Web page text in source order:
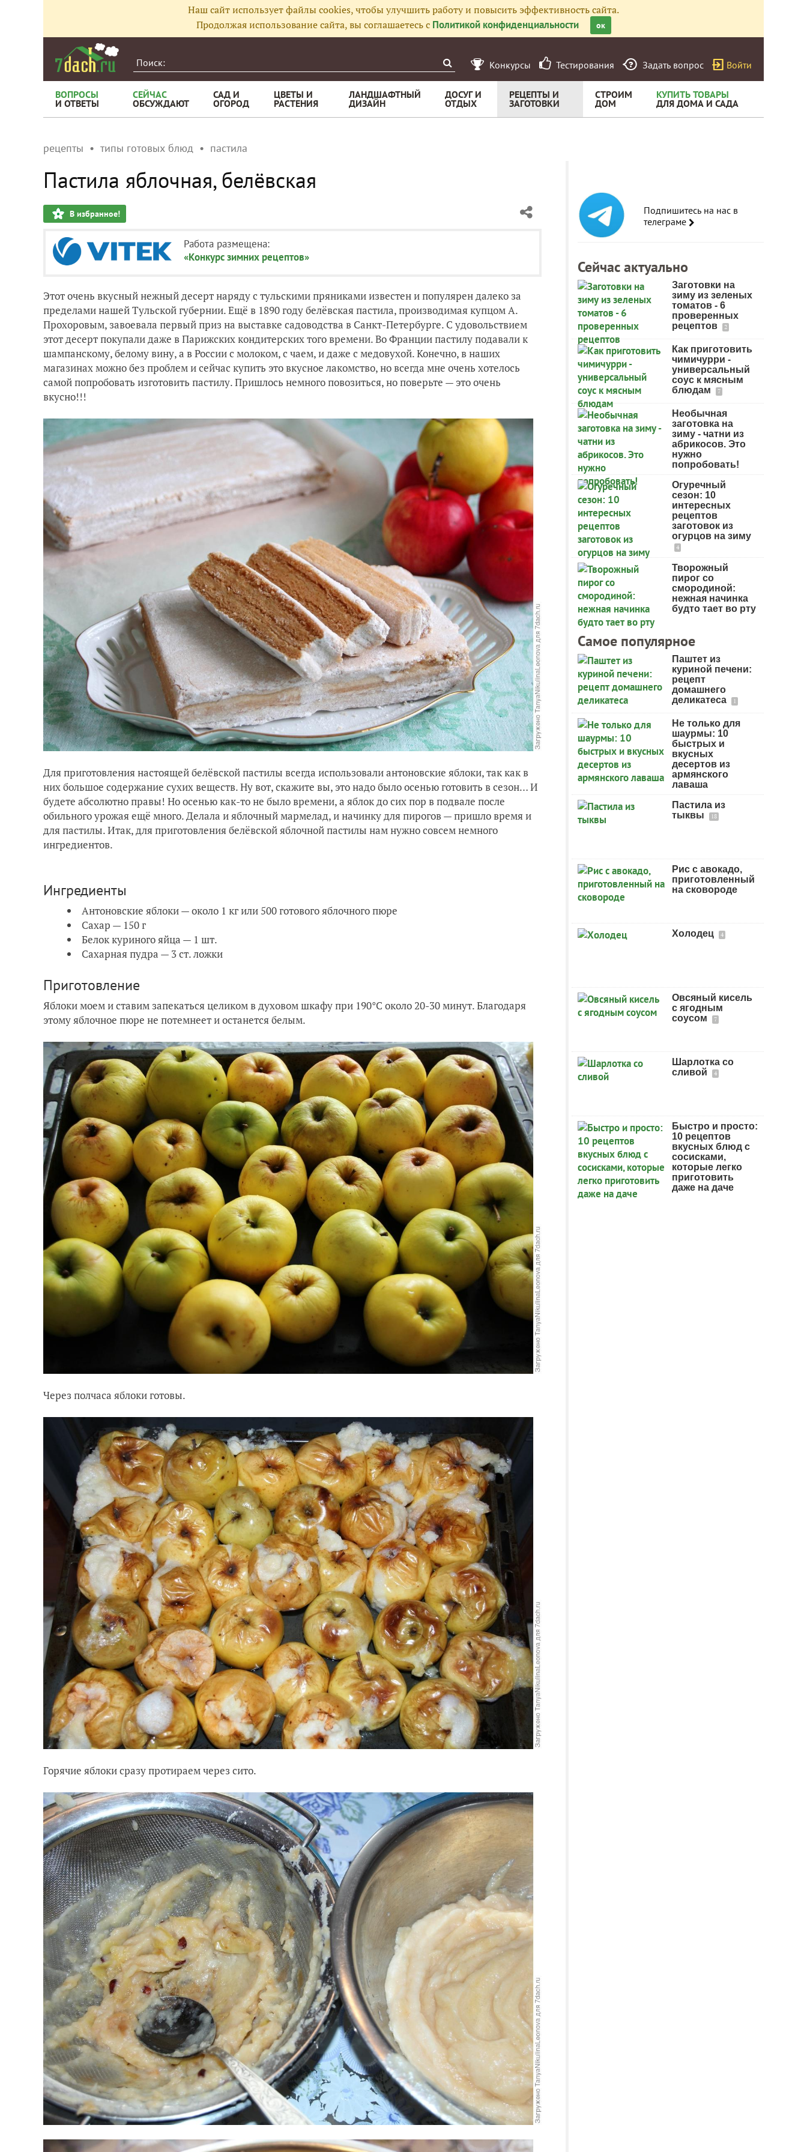
Наш сайт использует файлы cookies, чтобы улучшить работу и повысить эффективность сайта.
Продолжая использование сайта, вы соглашаетесь с Политикой конфиденциальности ок
Конкурсы Тестирования Задать вопрос Войти
ВОПРОСЫ
И ОТВЕТЫ
СЕЙЧАС
ОБСУЖДАЮТ
САД И
ОГОРОД
ЦВЕТЫ И
РАСТЕНИЯ
ЛАНДШАФТНЫЙ
ДИЗАЙН
ДОСУГ И
ОТДЫХ
РЕЦЕПТЫ И
ЗАГОТОВКИ
СТРОИМ
ДОМ
КУПИТЬ ТОВАРЫ
ДЛЯ ДОМА И САДА
рецепты типы готовых блюд пастила
Пастила яблочная, белёвская
В избранное!
Работа размещена:
«Конкурс зимних рецептов»
Этот очень вкусный нежный десерт наряду с тульскими пряниками известен и популярен далеко за
пределами нашей Тульской губернии. Ещё в 1890 году белёвская пастила, производимая купцом А.
Прохоровым, завоевала первый приз на выставке садоводства в Санкт-Петербурге. С удовольствием
этот десерт покупали даже в Парижских кондитерских того времени. Во Франции пастилу подавали к
шампанскому, белому вину, а в России с молоком, с чаем, и даже с медовухой. Конечно, в наших
магазинах можно без проблем и сейчас купить это вкусное лакомство, но всегда мне очень хотелось
самой попробовать изготовить пастилу. Пришлось немного повозиться, но поверьте — это очень
вкусно!!!
Для приготовления настоящей белёвской пастилы всегда использовали антоновские яблоки, так как в
них большое содержание сухих веществ. Ну вот, скажите вы, это надо было осенью готовить в сезон… И
будете абсолютно правы! Но осенью как-то не было времени, а яблок до сих пор в подвале после
обильного урожая ещё много. Делала и яблочный мармелад, и начинку для пирогов — пришло время и
для пастилы. Итак, для приготовления белёвской яблочной пастилы нам нужно совсем немного
ингредиентов.
Ингредиенты
Антоновские яблоки — около 1 кг или 500 готового яблочного пюре
Сахар — 150 г
Белок куриного яйца — 1 шт.
Сахарная пудра — 3 ст. ложки
Приготовление
Яблоки моем и ставим запекаться целиком в духовом шкафу при 190°С около 20-30 минут. Благодаря
этому яблочное пюре не потемнеет и останется белым.
Через полчаса яблоки готовы.
Горячие яблоки сразу протираем через сито.
Подпишитесь на нас в
телеграме
Сейчас актуально
Заготовки на
зиму из зеленых
томатов - 6
проверенных
рецептов
2
Как приготовить
чимичурри -
универсальный
соус к мясным
блюдам
7
Необычная
заготовка на
зиму - чатни из
абрикосов. Это
нужно
попробовать!
Огуречный
сезон: 10
интересных
рецептов
заготовок из
огурцов на зиму
4
Творожный
пирог со
смородиной:
нежная начинка
будто тает во рту
Самое популярное
Паштет из
куриной печени:
рецепт
домашнего
деликатеса
1
Не только для
шаурмы: 10
быстрых и
вкусных
десертов из
армянского
лаваша
Пастила из
тыквы
18
Рис с авокадо,
приготовленный
на сковороде
Холодец 4
Овсяный кисель
с ягодным
соусом
7
Шарлотка со
сливой
4
Быстро и просто:
10 рецептов
вкусных блюд с
сосисками,
которые легко
приготовить
даже на даче